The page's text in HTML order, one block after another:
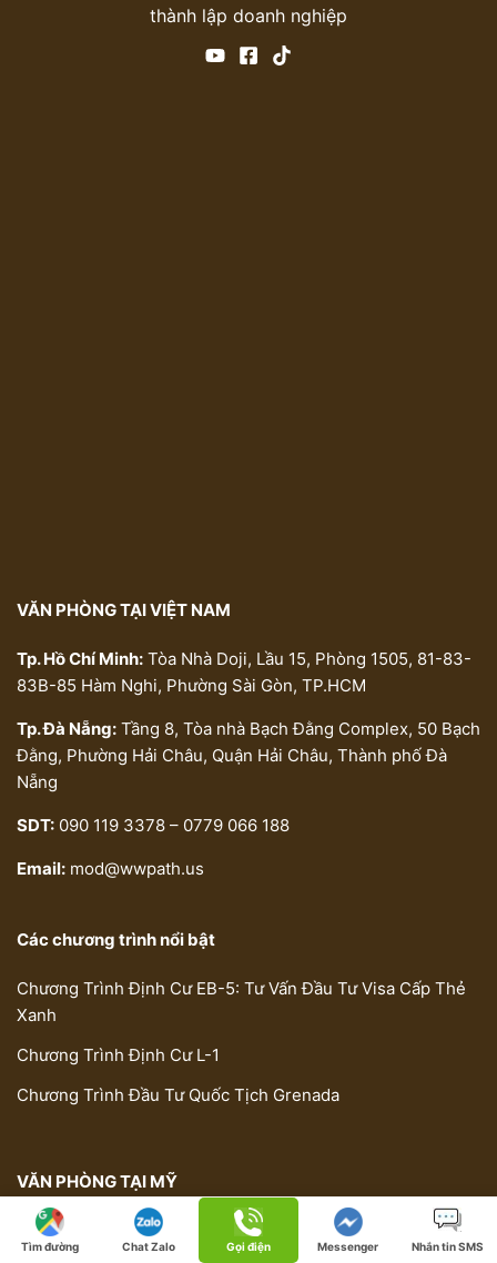
thành lập doanh nghiệp
VĂN PHÒNG TẠI VIỆT NAM
Tp. Hồ Chí Minh: Tòa Nhà Doji, Lầu 15, Phòng 1505, 81-83-
83B-85 Hàm Nghi, Phường Sài Gòn, TP.HCM
Tp. Đà Nẵng: Tầng 8, Tòa nhà Bạch Đằng Complex, 50 Bạch
Đằng, Phường Hải Châu, Quận Hải Châu, Thành phố Đà
Nẵng
SDT: 090 119 3378 – 0779 066 188
Email: mod@wwpath.us
Các chương trình nổi bật
Chương Trình Định Cư EB-5: Tư Vấn Đầu Tư Visa Cấp Thẻ
Xanh
Chương Trình Định Cư L-1
Chương Trình Đầu Tư Quốc Tịch Grenada
VĂN PHÒNG TẠI MỸ
Địa chỉ:
SPACES THE QUAD, 530 Technology Dr., Irvine,
CA 92618, USA (US office cannot be involved in EB-5
Tìm đường Chat Zalo Gọi điện Messenger Nhắn tin SMS